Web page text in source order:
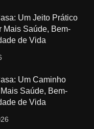
Um Jeito Prático
Mais Saúde, Bem-
de Vida
Um Caminho
Saúde, Bem-
de Vida